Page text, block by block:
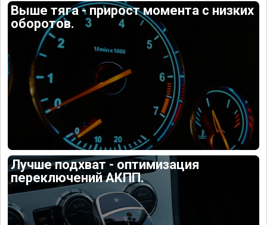
Выше тяга - прирост момента с низких
оборотов.
Лучше подхват - оптимизация
переключений АКПП.